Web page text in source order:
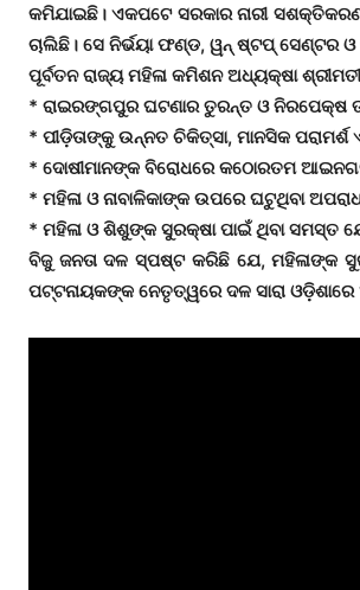
କମିଯାଇଛି। ଏକପଟେ ସରକାର ନାରୀ
ଚାଲିଛି। ସେ ନିର୍ଭୟା ଫଣ୍ଡ, ୱନ୍ ଷ୍ଟପ୍ ସେଣ୍ଟର
ପୂର୍ବତନ ରାଜ୍ୟ ମହିଳା କମିଶନ ଅଧ୍ୟକ୍ଷା
* ରାଇରଙ୍ଗପୁର ଘଟଣାର ତୁରନ୍ତ ଓ ନିରପେକ୍ଷ
* ପୀଡ଼ିତାଙ୍କୁ ଉନ୍ନତ ଚିକିତ୍ସା, ମାନସିକ
* ଦୋଷୀମାନଙ୍କ ବିରୋଧରେ କଠୋରତମ ଆଇନଗତ
* ମହିଳା ଓ ନାବାଳିକାଙ୍କ ଉପରେ ଘଟୁଥିବା
* ମହିଳା ଓ ଶିଶୁଙ୍କ ସୁରକ୍ଷା ପାଇଁ ଥିବା ସମସ୍ତ
ବିଜୁ ଜନତା ଦଳ ସ୍ପଷ୍ଟ କରିଛି ଯେ, ମହିଳାଙ୍କ
ପଟ୍ଟନାୟକଙ୍କ ନେତୃତ୍ୱରେ ଦଳ ସାରା